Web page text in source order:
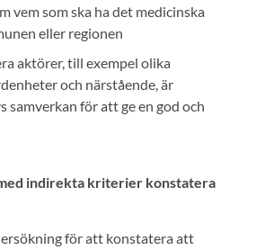
vem som ska ha det medicinska
eller regionen
aktörer, till exempel olika
och närstående, är
samverkan för att ge en god och
indirekta kriterier konstatera
för att konstatera att